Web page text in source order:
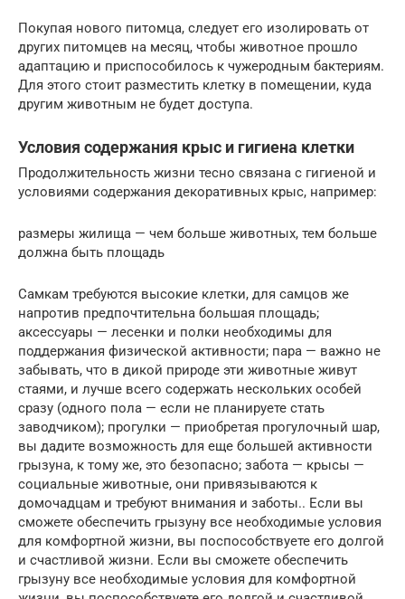
Покупая нового питомца, следует его изолировать от
других питомцев на месяц, чтобы животное прошло
адаптацию и приспособилось к чужеродным бактериям.
Для этого стоит разместить клетку в помещении, куда
другим животным не будет доступа.
Условия содержания крыс и гигиена клетки
Продолжительность жизни тесно связана с гигиеной и
условиями содержания декоративных крыс, например:
размеры жилища — чем больше животных, тем больше
должна быть площадь
Самкам требуются высокие клетки, для самцов же
напротив предпочтительна большая площадь;
аксессуары — лесенки и полки необходимы для
поддержания физической активности; пара — важно не
забывать, что в дикой природе эти животные живут
стаями, и лучше всего содержать нескольких особей
сразу (одного пола — если не планируете стать
заводчиком); прогулки — приобретая прогулочный шар,
вы дадите возможность для еще большей активности
грызуна, к тому же, это безопасно; забота — крысы —
социальные животные, они привязываются к
домочадцам и требуют внимания и заботы.. Если вы
сможете обеспечить грызуну все необходимые условия
для комфортной жизни, вы поспособствуете его долгой
и счастливой жизни. Если вы сможете обеспечить
грызуну все необходимые условия для комфортной